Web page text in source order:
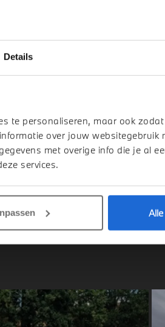
Details
te personaliseren, maar ook
over jouw websitegebruik
met overige info die je al
services.
2026 1 km
€ 36.613